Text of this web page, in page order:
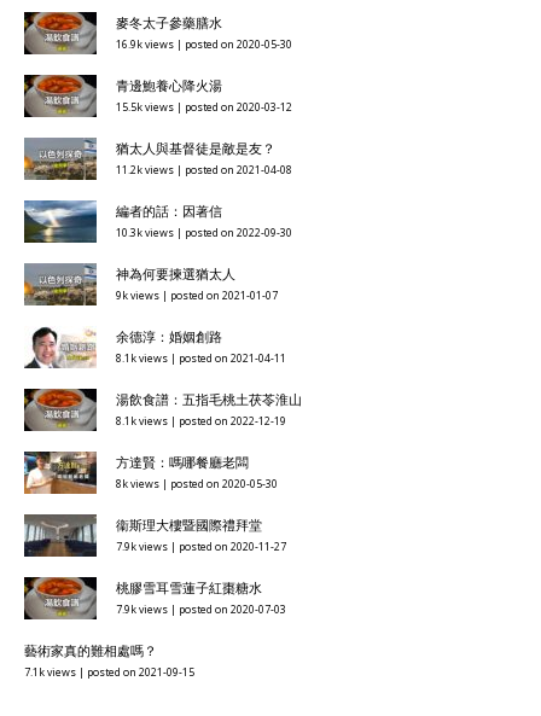
麥冬太子參藥膳水
16.9k views | posted on 2020-05-30
青邊鮑養心降火湯
15.5k views | posted on 2020-03-12
猶太人與基督徒是敵是友？
11.2k views | posted on 2021-04-08
編者的話：因著信
10.3k views | posted on 2022-09-30
神為何要揀選猶太人
9k views | posted on 2021-01-07
余德淳：婚姻創路
8.1k views | posted on 2021-04-11
湯飲食譜：五指毛桃土茯苓淮山
8.1k views | posted on 2022-12-19
方達賢：嗎哪餐廳老闆
8k views | posted on 2020-05-30
衞斯理大樓暨國際禮拜堂
7.9k views | posted on 2020-11-27
桃膠雪耳雪蓮子紅棗糖水
7.9k views | posted on 2020-07-03
藝術家真的難相處嗎？
7.1k views | posted on 2021-09-15